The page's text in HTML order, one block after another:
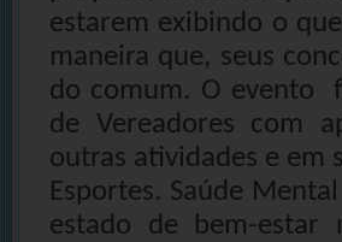
estarem exibindo o
maneira que, seus
do comum. O evento
de Vereadores com
outras atividades e em
Esportes. Saúde
estado de bem-